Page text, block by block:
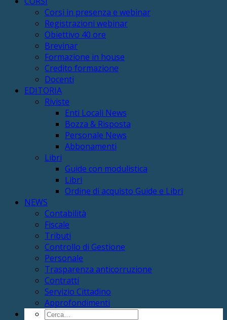
Corsi in presenza e webinar
Registrazioni webinar
Obiettivo 40 ore
Brevinar
Formazione in house
Credito formazione
Docenti
EDITORIA
Riviste
Enti Locali News
Bozza & Risposta
Personale News
Abbonamenti
Libri
Guide con modulistica
Libri
Ordine di acquisto Guide e Libri
NEWS
Contabilità
Fiscale
Tributi
Controllo di Gestione
Personale
Trasparenza anticorruzione
Contratti
Servizio Cittadino
Approfondimenti
Cerca: